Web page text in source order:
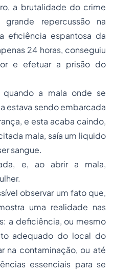
a brutalidade do crime
repercussão na
eficiência espantosa da
24 horas, conseguiu
e efetuar a prisão do
a mala onde se
estava sendo embarcada
e esta acaba caindo,
mala, saía um liquido
sangue.
e, ao abrir a mala,
observar um fato que,
uma realidade nas
a deficiência, ou mesmo
adequado do local do
na contaminação, ou até
essenciais para se